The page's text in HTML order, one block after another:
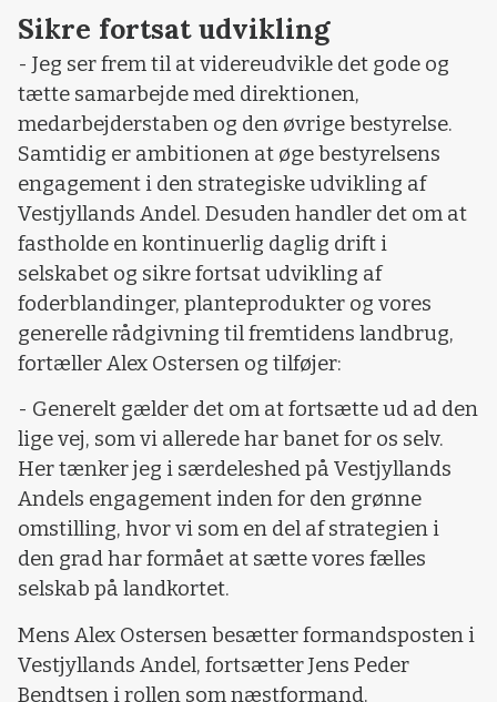
Sikre fortsat udvikling
- Jeg ser frem til at videreudvikle det gode og
tætte samarbejde med direktionen,
medarbejderstaben og den øvrige bestyrelse.
Samtidig er ambitionen at øge bestyrelsens
engagement i den strategiske udvikling af
Vestjyllands Andel. Desuden handler det om at
fastholde en kontinuerlig daglig drift i
selskabet og sikre fortsat udvikling af
foderblandinger, planteprodukter og vores
generelle rådgivning til fremtidens landbrug,
fortæller Alex Ostersen og tilføjer:
- Generelt gælder det om at fortsætte ud ad den
lige vej, som vi allerede har banet for os selv.
Her tænker jeg i særdeleshed på Vestjyllands
Andels engagement inden for den grønne
omstilling, hvor vi som en del af strategien i
den grad har formået at sætte vores fælles
selskab på landkortet.
Mens Alex Ostersen besætter formandsposten i
Vestjyllands Andel, fortsætter Jens Peder
Bendtsen i rollen som næstformand.